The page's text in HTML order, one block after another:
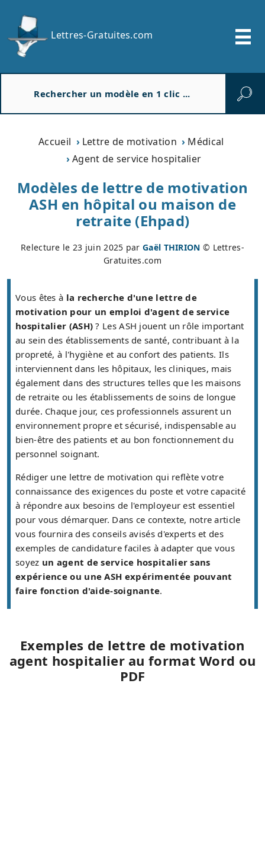
Lettres-Gratuites.com
Accueil Lettre de motivation
Médical
Agent de service hospitalier
Modèles de lettre de motivation
ASH en hôpital ou maison de
retraite (Ehpad)
Relecture le 23 juin 2025 parGaël THIRION © Lettres-
Gratuites.com
Vous êtes à la recherche d'une lettre de
motivation pour un emploi d'agent de service
hospitalier (ASH) ? Les ASH jouent un rôle important
au sein des établissements de santé, contribuant à la
propreté, à l'hygiène et au confort des patients. Ils
interviennent dans les hôpitaux, les cliniques, mais
également dans des structures telles que les maisons
de retraite ou les établissements de soins de longue
durée. Chaque jour, ces professionnels assurent un
environnement propre et sécurisé, indispensable au
bien-être des patients et au bon fonctionnement du
personnel soignant.
Rédiger une lettre de motivation qui reflète votre
connaissance des exigences du poste et votre capacité
à répondre aux besoins de l'employeur est essentiel
pour vous démarquer. Dans ce contexte, notre article
vous fournira des conseils avisés d'experts et des
exemples de candidature faciles à adapter que vous
soyez un agent de service hospitalier sans
expérience ou une ASH expérimentée pouvant
faire fonction d'aide-soignante.
Exemples de lettre de motivation
agent hospitalier au format Word ou
PDF